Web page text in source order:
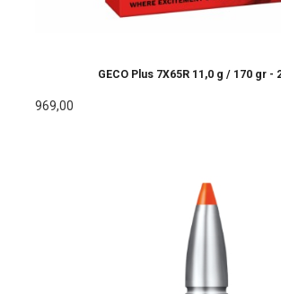
GECO Plus 7X65R 11,0 g / 170 gr -
969,00